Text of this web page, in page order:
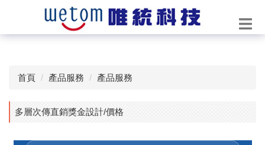
首頁 產品服務 產品服務
多層次傳直銷獎金設計/價格